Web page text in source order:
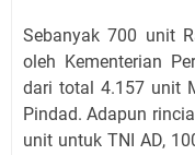
Sebanyak 700 unit
oleh Kementerian
dari total 4.157 unit
Pindad. Adapun
unit untuk TNI AD,